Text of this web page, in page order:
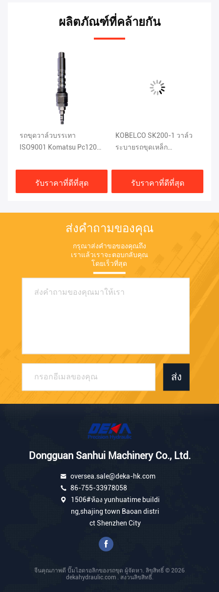
ผลิตภัณฑ์ที่คล้ายกัน
รถขุดวาล์วบรรเทา
ISO9001 Komatsu Pc120
รับราคาที่ดีที่สุด
KOBELCO SK200-1 วาล์ว
ระบายรถขุดเหล็ก
รับราคาที่ดีที่สุด
ส่งคำถามของคุณ
กรุณาส่งคำขอของคุณถึง
เราแล้วเราจะตอบกลับคุณ
โดยเร็วที่สุด
ส่ง
Dongguan Sanhui Machinery Co., Ltd.
oversea.sale@deka-hk.com
86-755-33978058
1506#ห้อง yunhuatime buildi
ng,shajing town Baoan distri
ct Shenzhen City
จีนคุณภาพดี ปั๊มไฮดรอลิกของรถขุด ผู้จัดหา. ลิขสิทธิ์ © 2026
dekahydraulic.com . สงวนลิขสิทธิ์.